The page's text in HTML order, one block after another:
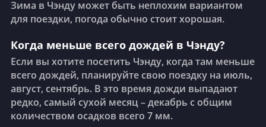
Зима в Чэнду может быть неплохим вариантом
для поездки, погода обычно стоит хорошая.
Когда меньше всего дождей в Чэнду?
Если вы хотите посетить Чэнду, когда там меньше
всего дождей, планируйте свою поездку на июль,
август, сентябрь. В это время дожди выпадают
редко, самый сухой месяц – декабрь с общим
количеством осадков всего 7 мм.